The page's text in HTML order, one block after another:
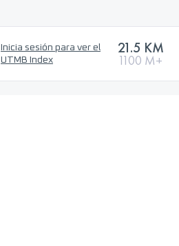
Inicia sesión para ver el
UTMB Index
21.5 KM
1100 M+